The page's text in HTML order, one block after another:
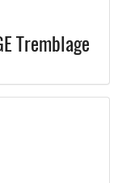
Tremblage